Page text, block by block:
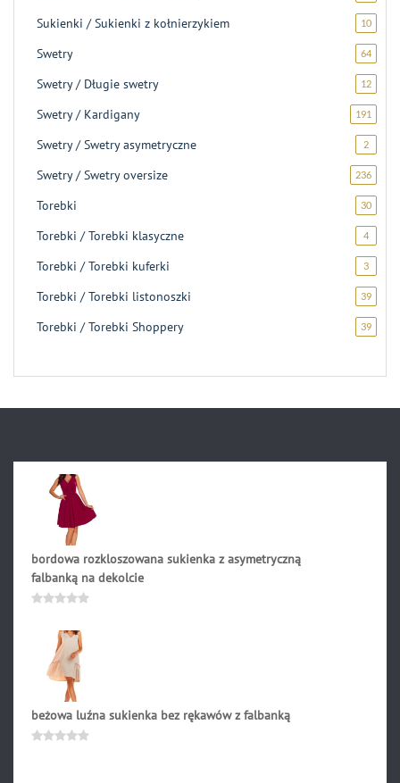
Sukienki / Sukienki z kołnierzykiem 1010
Swetry 6464
Swetry / Długie swetry 1212
Swetry / Kardigany 191
Swetry / Swetry asymetryczne 22
Swetry / Swetry oversize 236236
Torebki 3030
Torebki / Torebki klasyczne 44
Torebki / Torebki kuferki 33
Torebki / Torebki listonoszki 3939
Torebki / Torebki Shoppery 3939
bordowa rozkloszowana sukienka z asymetryczną
falbanką na dekolcie
beżowa luźna sukienka bez rękawów z falbanką